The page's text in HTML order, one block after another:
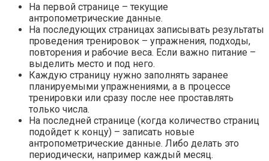
На первой странице – текущие
антропометрические данные.
На последующих страницах записывать результаты
проведения тренировок – упражнения, подходы,
повторения и рабочие веса. Если важно питание –
выделить место и под него.
Каждую страницу нужно заполнять заранее
планируемыми упражнениями, а в процессе
тренировки или сразу после нее проставлять
только числа.
На последней странице (когда количество страниц
подойдет к концу) – записать новые
антропометрические данные. Либо делать это
периодически, например каждый месяц.